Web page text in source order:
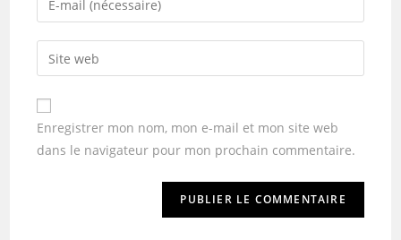
Enregistrer mon nom, mon e-mail et mon site web
dans le navigateur pour mon prochain commentaire.